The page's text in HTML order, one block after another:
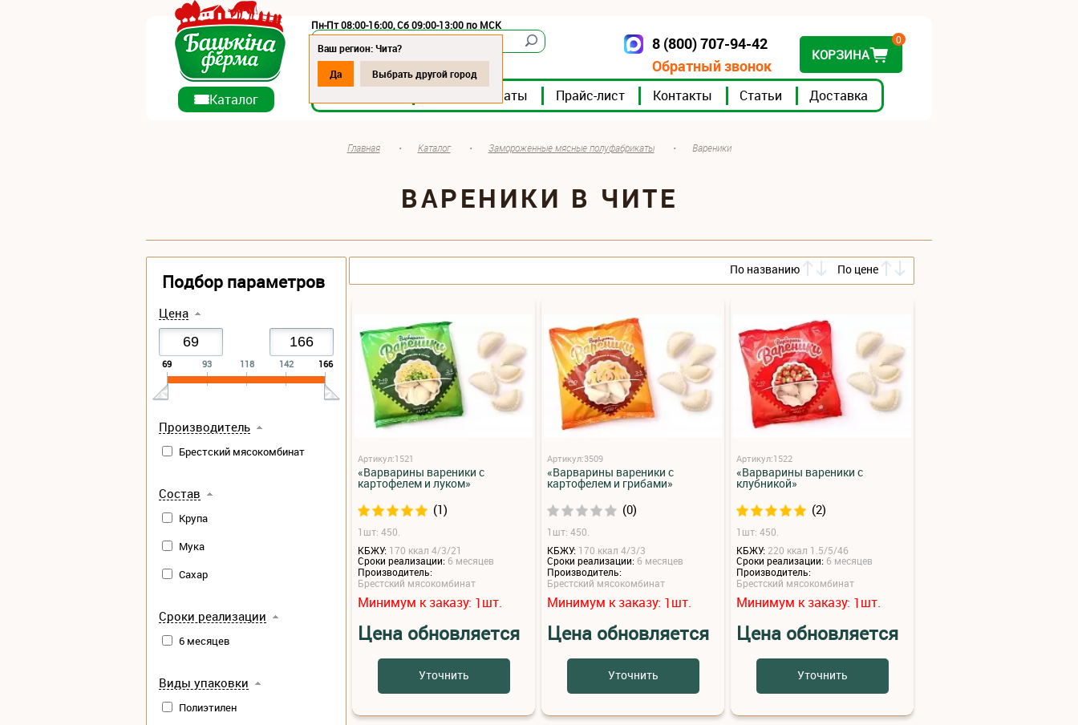
Пн-Пт 08:00-16:00, Сб 09:00-13:00 по МСК
Мясокомбинаты Прайс-лист Контакты Статьи Доставка
8 (800) 707-94-42
Обратный звонок
КОРЗИНА
0
Ваш регион: Чита?
Да
Выбрать другой город
Каталог
Главная • Каталог • Замороженные мясные полуфабрикаты • Вареники
ВАРЕНИКИ В ЧИТЕ
Подбор параметров
Цена
69 93 118 142 166
Производитель
Брестский мясокомбинат
Состав
Крупа
Мука
Сахар
Сроки реализации
6 месяцев
Виды упаковки
Полиэтилен
По названию По цене
Артикул:1521
«Варварины вареники с
картофелем и луком»
(1)
1шт: 450.
КБЖУ: 170 ккал 4/3/21
Сроки реализации: 6 месяцев
Производитель:
Брестский мясокомбинат
Минимум к заказу: 1шт.
Цена обновляется
Уточнить
Артикул:3509
«Варварины вареники с
картофелем и грибами»
(0)
1шт: 450.
КБЖУ: 170 ккал 4/3/3
Сроки реализации: 6 месяцев
Производитель:
Брестский мясокомбинат
Минимум к заказу: 1шт.
Цена обновляется
Уточнить
Артикул:1522
«Варварины вареники с
клубникой»
(2)
1шт: 450.
КБЖУ: 220 ккал 1.5/5/46
Сроки реализации: 6 месяцев
Производитель:
Брестский мясокомбинат
Минимум к заказу: 1шт.
Цена обновляется
Уточнить